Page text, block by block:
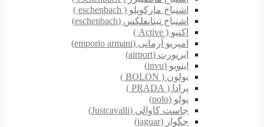
اشنباخ مارکوپلو ( eschenbach )
اشنباخ تیتانفلکس (eschenbach)
اکتیو ( Active )
امپریو آرمانی (emporio armani)
ایرپورت (airport)
اینویو (invu)
بولون ( BOLON )
پرادا ( PRADA )
پولو (polo)
جاست کاوالی (Justcavalli)
جگوار (jaguar)